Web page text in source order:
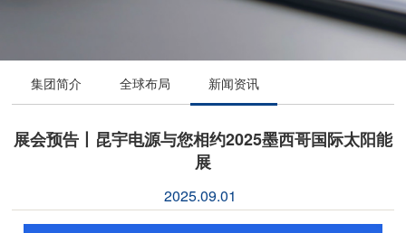
集团简介 全球布局 新闻资讯
展会预告丨昆宇电源与您相约2025墨西哥国际太阳能
展
2025.09.01